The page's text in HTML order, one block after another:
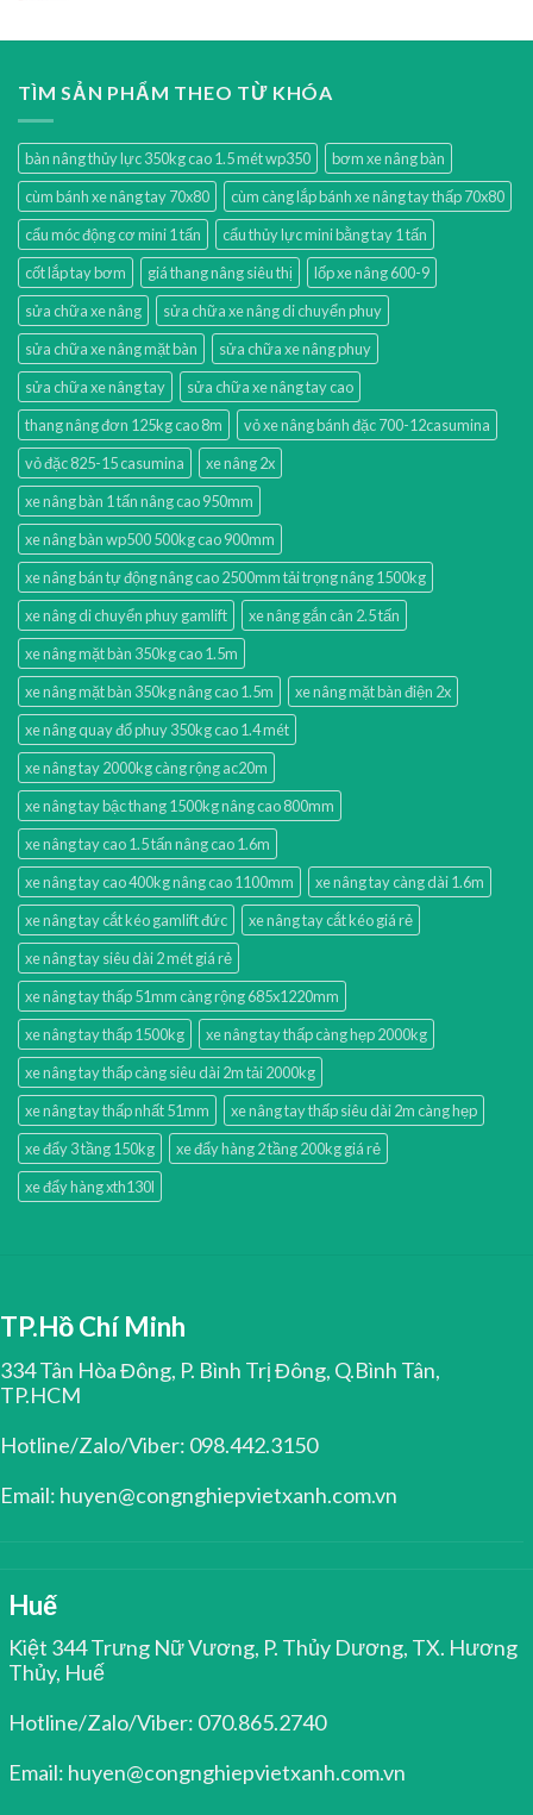
TÌM SẢN PHẨM THEO TỪ KHÓA
bàn nâng thủy lực 350kg cao 1.5 mét wp350
bơm xe nâng bàn
cùm bánh xe nâng tay 70x80
cùm càng lắp bánh xe nâng tay thấp 70x80
cẩu móc động cơ mini 1 tấn
cẩu thủy lực mini bằng tay 1 tấn
cốt lắp tay bơm
giá thang nâng siêu thị
lốp xe nâng 600-9
sửa chữa xe nâng
sửa chữa xe nâng di chuyển phuy
sửa chữa xe nâng mặt bàn
sửa chữa xe nâng phuy
sửa chữa xe nâng tay
sửa chữa xe nâng tay cao
thang nâng đơn 125kg cao 8m
vỏ xe nâng bánh đặc 700-12casumina
vỏ đặc 825-15 casumina
xe nâng 2x
xe nâng bàn 1 tấn nâng cao 950mm
xe nâng bàn wp500 500kg cao 900mm
xe nâng bán tự động nâng cao 2500mm tải trọng nâng 1500kg
xe nâng di chuyển phuy gamlift
xe nâng gắn cân 2.5 tấn
xe nâng mặt bàn 350kg cao 1.5m
xe nâng mặt bàn 350kg nâng cao 1.5m
xe nâng mặt bàn điện 2x
xe nâng quay đổ phuy 350kg cao 1.4 mét
xe nâng tay 2000kg càng rộng ac20m
xe nâng tay bậc thang 1500kg nâng cao 800mm
xe nâng tay cao 1.5 tấn nâng cao 1.6m
xe nâng tay cao 400kg nâng cao 1100mm
xe nâng tay càng dài 1.6m
xe nâng tay cắt kéo gamlift đức
xe nâng tay cắt kéo giá rẻ
xe nâng tay siêu dài 2 mét giá rẻ
xe nâng tay thấp 51mm càng rộng 685x1220mm
xe nâng tay thấp 1500kg
xe nâng tay thấp càng hẹp 2000kg
xe nâng tay thấp càng siêu dài 2m tải 2000kg
xe nâng tay thấp nhất 51mm
xe nâng tay thấp siêu dài 2m càng hẹp
xe đẩy 3 tầng 150kg
xe đẩy hàng 2 tầng 200kg giá rẻ
xe đẩy hàng xth130l
TP.Hồ Chí Minh
334 Tân Hòa Đông, P. Bình Trị Đông, Q.Bình Tân,
TP.HCM
Hotline/Zalo/Viber: 098.442.3150
Email: huyen@congnghiepvietxanh.com.vn
Huế
Kiệt 344 Trưng Nữ Vương, P. Thủy Dương, TX. Hương
Thủy, Huế
Hotline/Zalo/Viber: 070.865.2740
Email: huyen@congnghiepvietxanh.com.vn